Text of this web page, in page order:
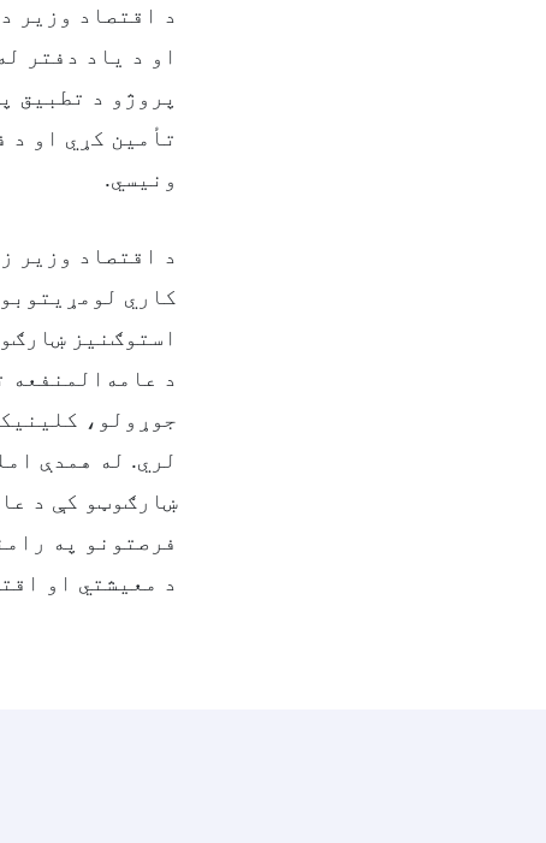
او د یاد دفتر
پروژو د تطبیق
تأمین کړي او د
ونیسي.
د اقتصاد وزیر
استوګنیز
د عامه‌المنفعه
جوړولو،
لري. له همدې
ښارګوټو کې د
فرصتونو په
د معیشتي او